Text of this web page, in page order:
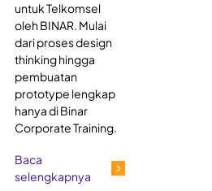
untuk Telkomsel
oleh BINAR. Mulai
dari proses design
thinking hingga
pembuatan
prototype lengkap
hanya di Binar
Corporate Training.
Baca
selengkapnya